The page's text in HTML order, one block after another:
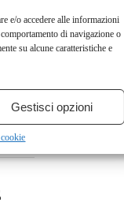
e/o accedere alle informazioni
di navigazione o
su alcune caratteristiche e
Gestisci opzioni
More